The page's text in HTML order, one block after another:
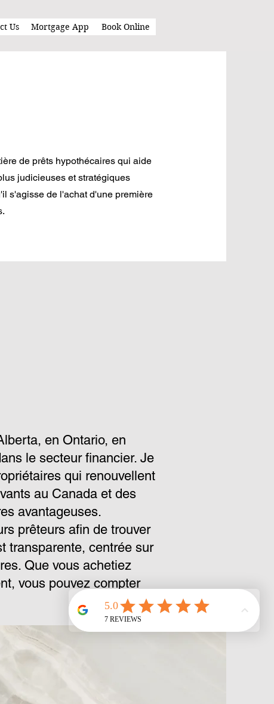
Us Mortgage App Book Online
de prêts hypothécaires qui aide
judicieuses et stratégiques
s'agisse de l'achat d'une première
en Ontario, en
le secteur financier. Je
qui renouvellent
au Canada et des
avantageuses.
prêteurs afin de trouver
transparente, centrée sur
Que vous achetiez
vous pouvez compter